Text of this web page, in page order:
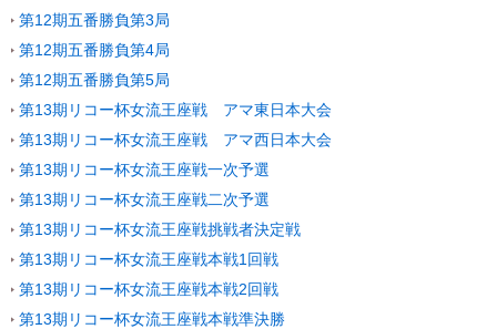
第12期五番勝負第3局
第12期五番勝負第4局
第12期五番勝負第5局
第13期リコー杯女流王座戦 アマ東日本大会
第13期リコー杯女流王座戦 アマ西日本大会
第13期リコー杯女流王座戦一次予選
第13期リコー杯女流王座戦二次予選
第13期リコー杯女流王座戦挑戦者決定戦
第13期リコー杯女流王座戦本戦1回戦
第13期リコー杯女流王座戦本戦2回戦
第13期リコー杯女流王座戦本戦準決勝